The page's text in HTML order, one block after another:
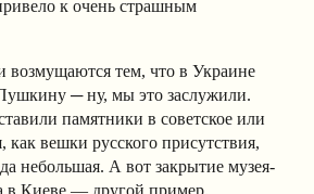
к очень страшным
возмущаются тем, что в Украине
─ ну, мы это заслужили.
памятники в советское или
как вешки русского присутствия,
небольшая. А вот закрытие музея-